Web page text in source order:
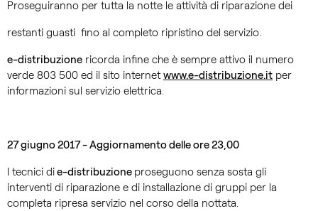
Proseguiranno per tutta la notte le attività di riparazione dei
restanti guasti fino al completo ripristino del servizio.
e-distribuzione ricorda infine che è sempre attivo il numero
verde 803 500 ed il sito internetwww.e-distribuzione.it per
informazioni sul servizio elettrica.
27 giugno 2017 - Aggiornamento delle ore 23,00
I tecnici die-distribuzione proseguono senza sosta gli
interventi di riparazione e di installazione di gruppi per la
completa ripresa servizio nel corso della nottata.